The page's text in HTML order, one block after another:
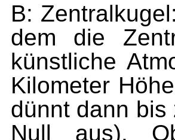
B:
dem die
künstliche
Kilometer
dünnt dann
Null aus).